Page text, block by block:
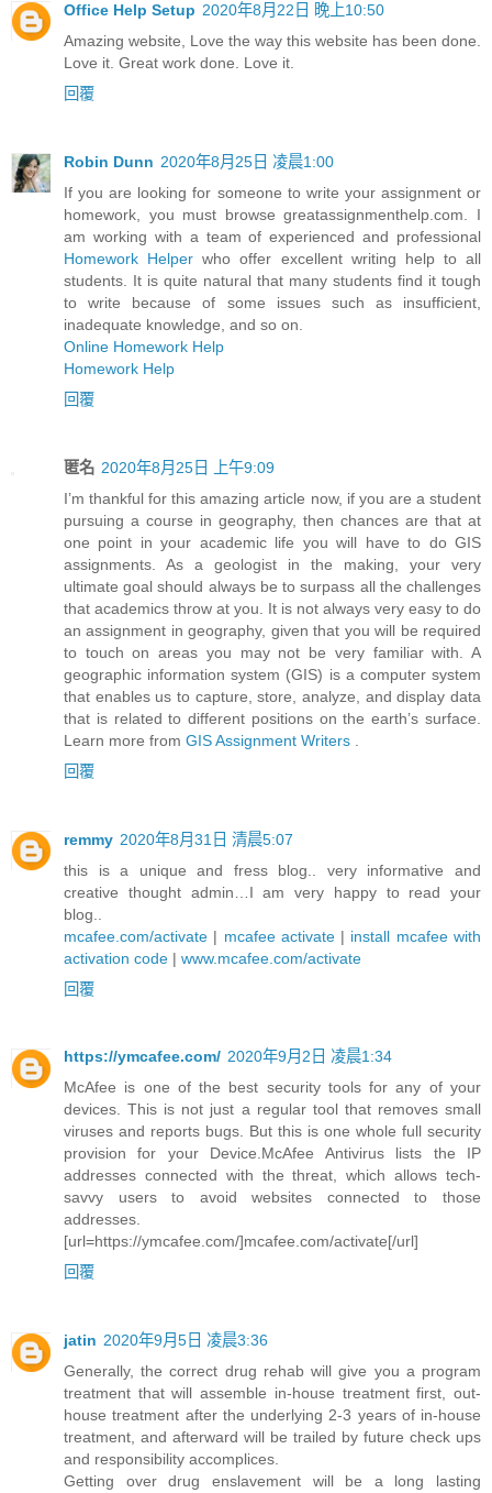
Office Help Setup 2020年8月22日 晚上10:50
Amazing website, Love the way this website has been done.
Love it. Great work done. Love it.
回覆
Robin Dunn 2020年8月25日 凌晨1:00
If you are looking for someone to write your assignment or
homework, you must browse greatassignmenthelp.com. I
am working with a team of experienced and professional
Homework Helper who offer excellent writing help to all
students. It is quite natural that many students find it tough
to write because of some issues such as insufficient,
inadequate knowledge, and so on.
Online Homework Help
Homework Help
回覆
匿名 2020年8月25日 上午9:09
I’m thankful for this amazing article now, if you are a student
pursuing a course in geography, then chances are that at
one point in your academic life you will have to do GIS
assignments. As a geologist in the making, your very
ultimate goal should always be to surpass all the challenges
that academics throw at you. It is not always very easy to do
an assignment in geography, given that you will be required
to touch on areas you may not be very familiar with. A
geographic information system (GIS) is a computer system
that enables us to capture, store, analyze, and display data
that is related to different positions on the earth’s surface.
Learn more from GIS Assignment Writers
回覆
remmy 2020年8月31日 清晨5:07
this is a unique and fress blog.. very informative and
creative thought admin…I am very happy to read your
blog..
mcafee.com/activate | mcafee activate| install mcafee with
activation code | www.mcafee.com/activate
回覆
https://ymcafee.com/ 2020年9月2日 凌晨1:34
McAfee is one of the best security tools for any of your
devices. This is not just a regular tool that removes small
viruses and reports bugs. But this is one whole full security
provision for your Device.McAfee Antivirus lists the IP
addresses connected with the threat, which allows tech-
savvy users to avoid websites connected to those
addresses.
[url=https://ymcafee.com/]mcafee.com/activate[/url]
回覆
jatin 2020年9月5日 凌晨3:36
Generally, the correct drug rehab will give you a program
treatment that will assemble in-house treatment first, out-
house treatment after the underlying 2-3 years of in-house
treatment, and afterward will be trailed by future check ups
and responsibility accomplices.
Getting over drug enslavement will be a long lasting